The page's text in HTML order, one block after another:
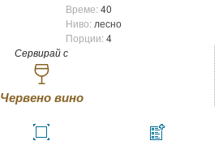
Време:40
Ниво: лесно
Порции:4
Сервирай с
Червено вино